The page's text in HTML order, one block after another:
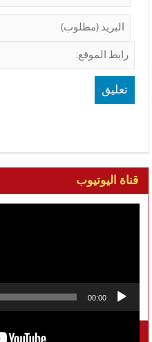
قناة اليوتيوب
00:00
تواصل معنا على الفيسبوك